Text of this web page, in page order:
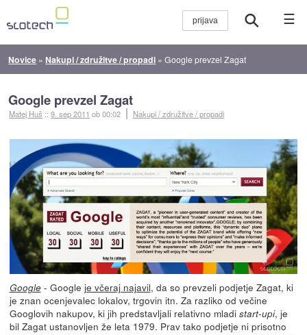
☰
Novice » Nakupi / združitve / propadi »Google prevzel Zagat
Google prevzel Zagat
Matej Huš ::9. sep 2011 ob 00:02 Nakupi / združitve / propadi
Google- Google je včeraj najavil, da so prevzeli podjetje Zagat, ki
je znan ocenjevalec lokalov, trgovin itn. Za razliko od večine
Googlovih nakupov, ki jih predstavljali relativno mladi start-upi, je
bil Zagat ustanovljen že leta 1979. Prav tako podjetje ni prisotno